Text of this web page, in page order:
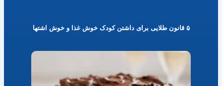
۵ قانون طلایی برای داشتن کودک خوش غذا و خوش اشتها